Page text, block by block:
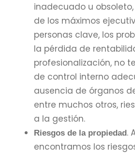
inadecuado u
de los máximos
personas clave, los
la pérdida de
profesionalización, no
de control interno
ausencia de órganos
entre muchos otros,
a la gestión.
Riesgos de la propiedad.
encontramos los